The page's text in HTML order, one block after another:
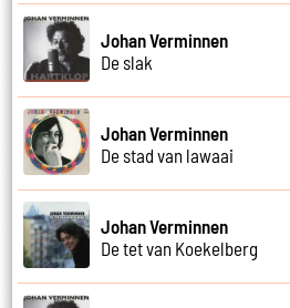
Johan Verminnen
De slak
Johan Verminnen
De stad van lawaai
Johan Verminnen
De tet van Koekelberg